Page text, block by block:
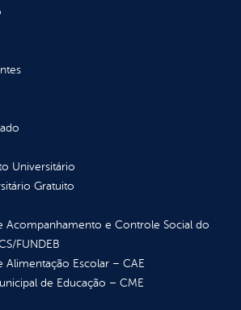
Universitário
Gratuito
Acompanhamento e Controle Social do
FUNDEB
Alimentação Escolar – CAE
de Educação – CME